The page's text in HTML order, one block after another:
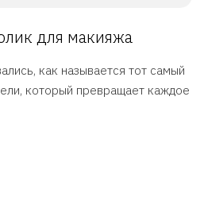
для макияжа
как называется тот самый
который превращает каждое